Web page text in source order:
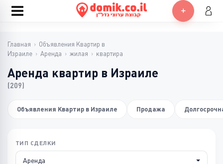
Главная › Объявления Квартир в
Израиле › Аренда › жилая › квартира
Аренда квартир в Израиле
(209)
Объявления Квартир в Израиле Продажа
ТИП СДЕЛКИ
Аренда